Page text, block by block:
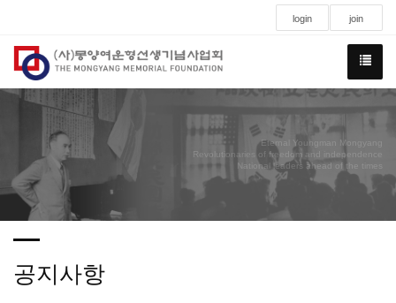
login join
Eternal Youngman Mongyang
Revolutionaries of freedom and independence
National leaders ahead of the times
공지사항